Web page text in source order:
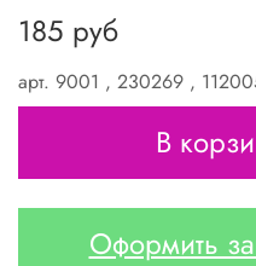
арт. 9001 , 230269 ,
185 руб
В
Оформить